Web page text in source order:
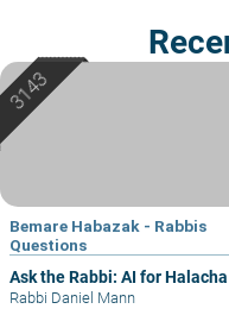
Bemare Habazak - Rabbis
Questions
Ask the Rabbi: AI for Halacha
Rabbi Daniel Mann